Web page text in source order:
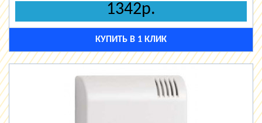
1342р.
КУПИТЬ В 1 КЛИК